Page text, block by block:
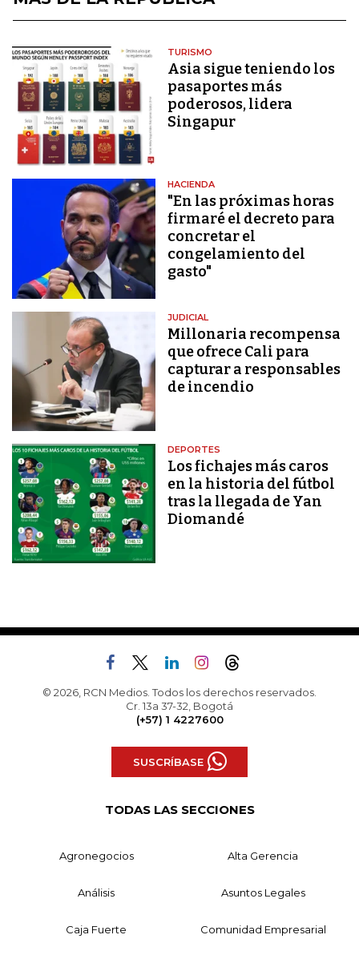
TURISMO
Asia sigue teniendo los
pasaportes más
poderosos, lidera
Singapur
HACIENDA
"En las próximas horas
firmaré el decreto para
concretar el
congelamiento del
gasto"
JUDICIAL
Millonaria recompensa
que ofrece Cali para
capturar a responsables
de incendio
DEPORTES
Los fichajes más caros
en la historia del fútbol
tras la llegada de Yan
Diomandé
© 2026, RCN Medios. Todos los derechos reservados.
Cr. 13a 37-32, Bogotá
(+57) 1 4227600
SUSCRÍBASE
TODAS LAS SECCIONES
Agronegocios Alta Gerencia
Análisis Asuntos Legales
Caja Fuerte Comunidad Empresarial